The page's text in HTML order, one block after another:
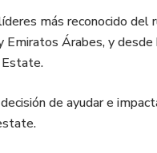
más reconocido del
Emiratos Árabes, y
de ayudar e